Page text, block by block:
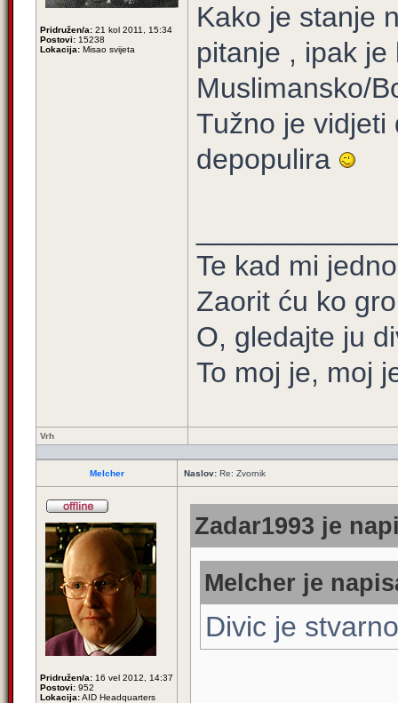
Pridružen/a: 21 kol 2011, 15:34
Postovi: 15238
Lokacija: Misao svijeta
Kako je stanje
pitanje , ipak
Muslimansko/
Tužno je vidjeti
depopulira
Te kad mi
Zaorit ću ko
O, gledajte ju
To moj je, moj
Vrh
Melcher Naslov: Re: Zvornik
Pridružen/a: 16 vel 2012, 14:37
Postovi: 952
Lokacija:AID Headquarters
Zadar1993 je
Melcher je
Divic je